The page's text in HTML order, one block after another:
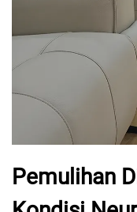
Pemulihan